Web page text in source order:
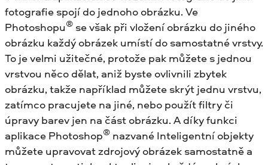
fotografie spojí do jednoho obrázku. Ve
Photoshopu® se však při vložení obrázku do jiného
obrázku každý obrázek umístí do samostatné vrstvy.
To je velmi užitečné, protože pak můžete s jednou
vrstvou něco dělat, aniž byste ovlivnili zbytek
obrázku, takže například můžete skrýt jednu vrstvu,
zatímco pracujete na jiné, nebo použít filtry či
úpravy barev jen na část obrázku. A díky funkci
aplikace Photoshop® nazvané Inteligentní objekty
můžete upravovat zdrojový obrázek samostatně a